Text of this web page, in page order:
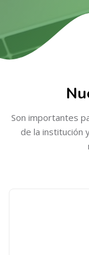
Salta [Cocoon] Services
Son importantes
de la institución